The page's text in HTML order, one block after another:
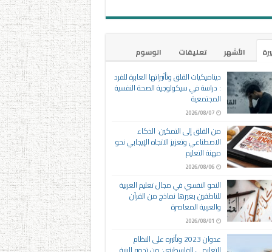
الأشهر تعليقات
الوسوم
ديناميكيات القلق وتأثيراتها العابرة للفرد
: دراسة في سيكولوجية الصحة النفسية
المجتمعية
2026/08/07
من القلق إلى التمكين: الذكاء
الاصطناعي وتعزيز الاتجاه الإيجابي نحو
مهنة التعليم
2026/08/06
النحو النفسي في مجال تعليم العربية
للناطقين بغيرها نماذج من القرآن
والعربية المعاصرة
2026/08/01
عدوان 2023 وتأثيره على النظام